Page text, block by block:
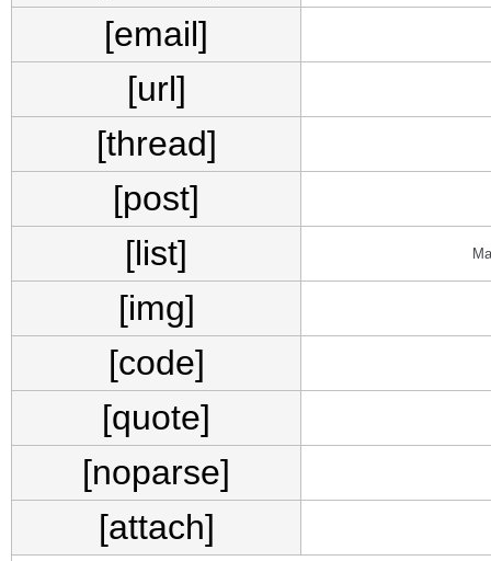
[email]
[url]
[thread]
[post]
[list]
[img]
[code]
[quote]
[noparse]
[attach]